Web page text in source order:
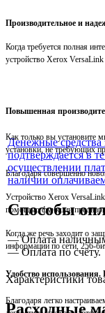
Производительное и
Когда требуется полная
устройство Xerox
Повышенная
Как только вы установите
установки, не требующих
Благодаря совершенно
Устройство Xerox
помощью функции
Когда же речь заходит о
информации по сети, 256-
Удобство
Благодаря легко
Денежные средства
подтверждается в
осуществлении
наличии
Способы
— Оплата
— Оплата по счёту.
Характеристики
Расходные